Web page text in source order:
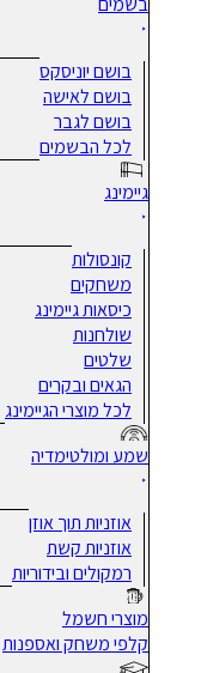
בושם יוניסקס
בושם לאישה
בושם לגבר
לכל הבשמים
גיימינג
קונסולות
משחקים
כיסאות גיימינג
שולחנות
שלטים
הגאים ובקרים
לכל מוצרי הגיימינג
שמע ומולטימדיה
אוזניות תוך אוזן
אוזניות קשת
רמקולים ובידוריות
מוצרי חשמל
קלפי משחק ואספנות